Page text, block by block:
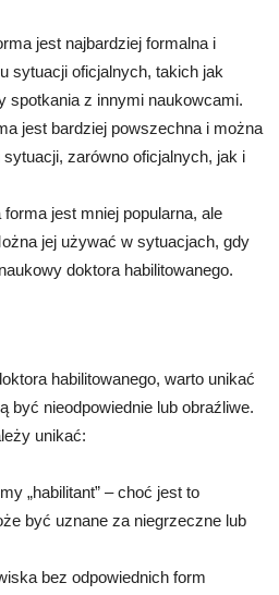
jest najbardziej formalna i
sytuacji oficjalnych, takich jak
spotkania z innymi naukowcami.
jest bardziej powszechna i można
zarówno oficjalnych, jak i
forma jest mniej popularna, ale
jej używać w sytuacjach, gdy
doktora habilitowanego.
habilitowanego, warto unikać
być nieodpowiednie lub obraźliwe.
unikać:
„habilitant” – choć jest to
być uznane za niegrzeczne lub
bez odpowiednich form